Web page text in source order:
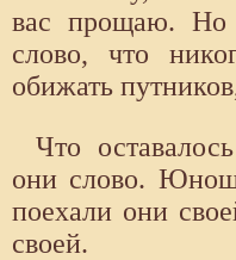
вас прощаю.
слово, что
обижать
Что
они слово.
поехали они
своей.